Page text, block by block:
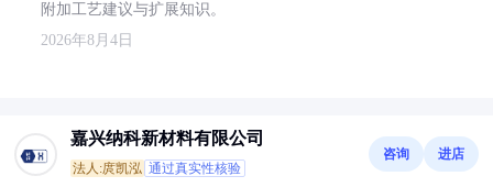
附加工艺建议与扩展知识。
2026年8月4日
嘉兴纳科新材料有限公司
法人:庹凯泓 通过真实性核验
咨询 进店